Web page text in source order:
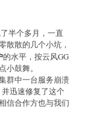
半个多月，一直
散散的几个小坑，
的水平，按云风GG
鼓舞。
群中一台服务崩溃
迅速修复了这个
信合作方也与我们